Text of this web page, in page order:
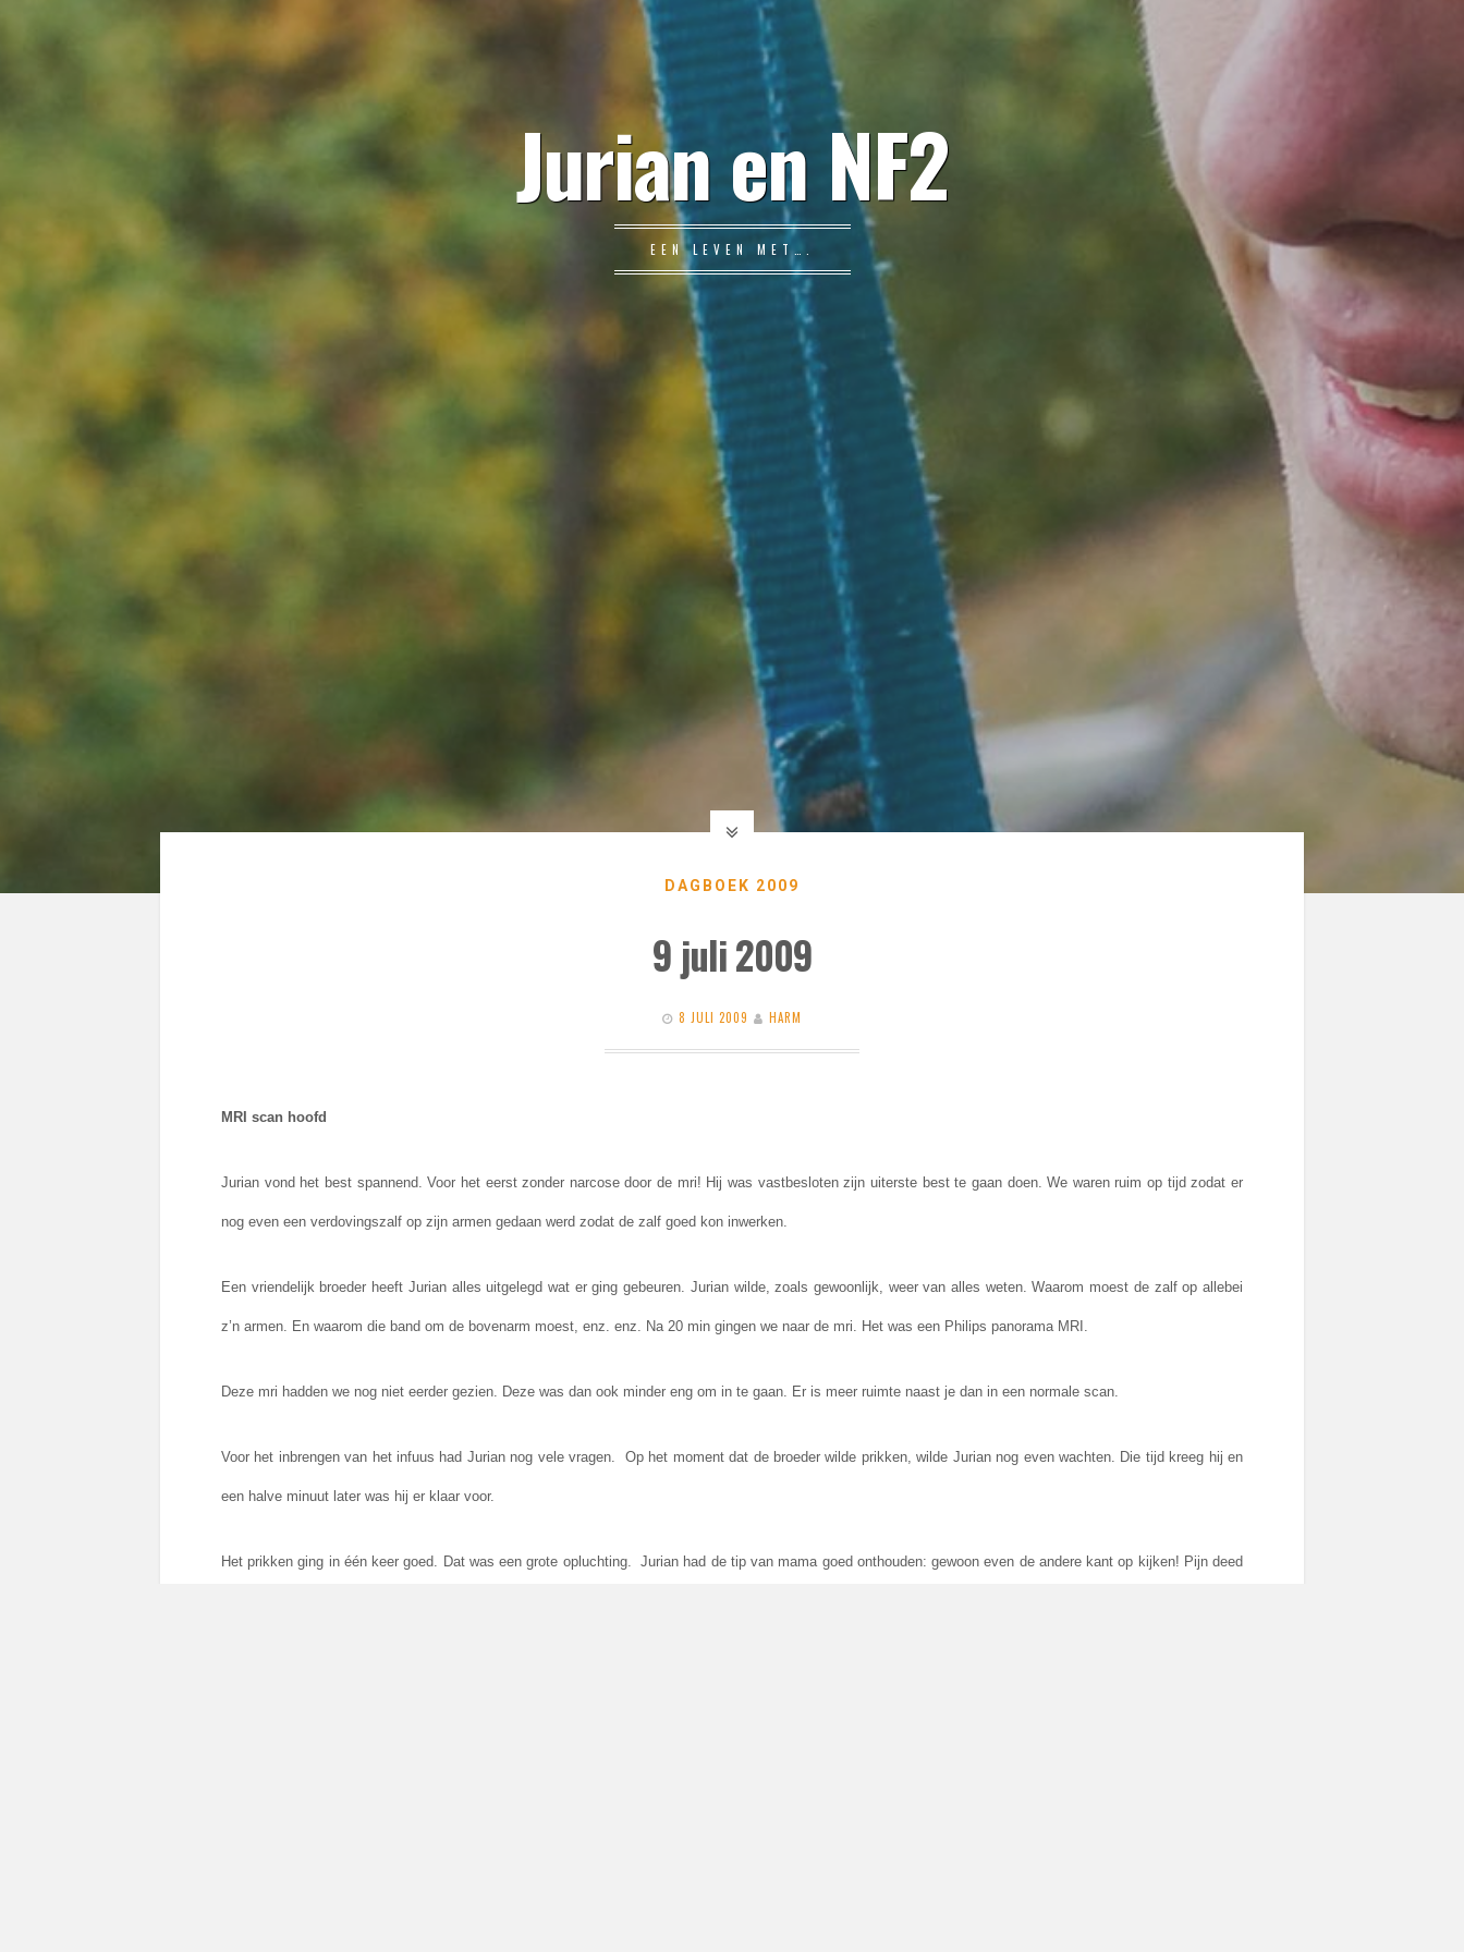
Jurian en NF2
EEN LEVEN MET….
DAGBOEK 2009
9 juli 2009
8 JULI 2009 HARM
MRI scan hoofd
Jurian vond het best spannend. Voor het eerst zonder narcose door de mri! Hij was vastbesloten zijn uiterste best te gaan doen. We waren ruim op tijd zodat er
nog even een verdovingszalf op zijn armen gedaan werd zodat de zalf goed kon inwerken.
Een vriendelijk broeder heeft Jurian alles uitgelegd wat er ging gebeuren. Jurian wilde, zoals gewoonlijk, weer van alles weten. Waarom moest de zalf op allebei
z’n armen. En waarom die band om de bovenarm moest, enz. enz. Na 20 min gingen we naar de mri. Het was een Philips panorama MRI.
Deze mri hadden we nog niet eerder gezien. Deze was dan ook minder eng om in te gaan. Er is meer ruimte naast je dan in een normale scan.
Voor het inbrengen van het infuus had Jurian nog vele vragen. Op het moment dat de broeder wilde prikken, wilde Jurian nog even wachten. Die tijd kreeg hij en
een halve minuut later was hij er klaar voor.
Het prikken ging in één keer goed. Dat was een grote opluchting. Jurian had de tip van mama goed onthouden: gewoon even de andere kant op kijken! Pijn deed